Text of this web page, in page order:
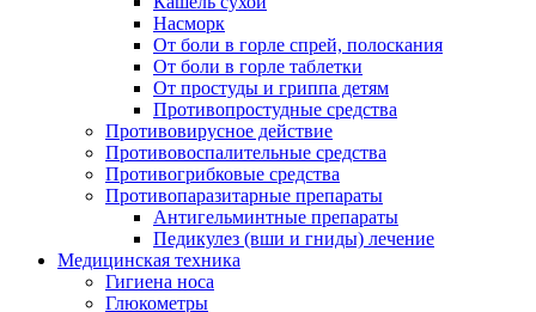
Насморк
От боли в горле спрей, полоскания
От боли в горле таблетки
От простуды и гриппа детям
Противопростудные средства
Противовирусное действие
Противовоспалительные средства
Противогрибковые средства
Противопаразитарные препараты
Антигельминтные препараты
Педикулез (вши и гниды) лечение
Медицинская техника
Гигиена носа
Глюкометры